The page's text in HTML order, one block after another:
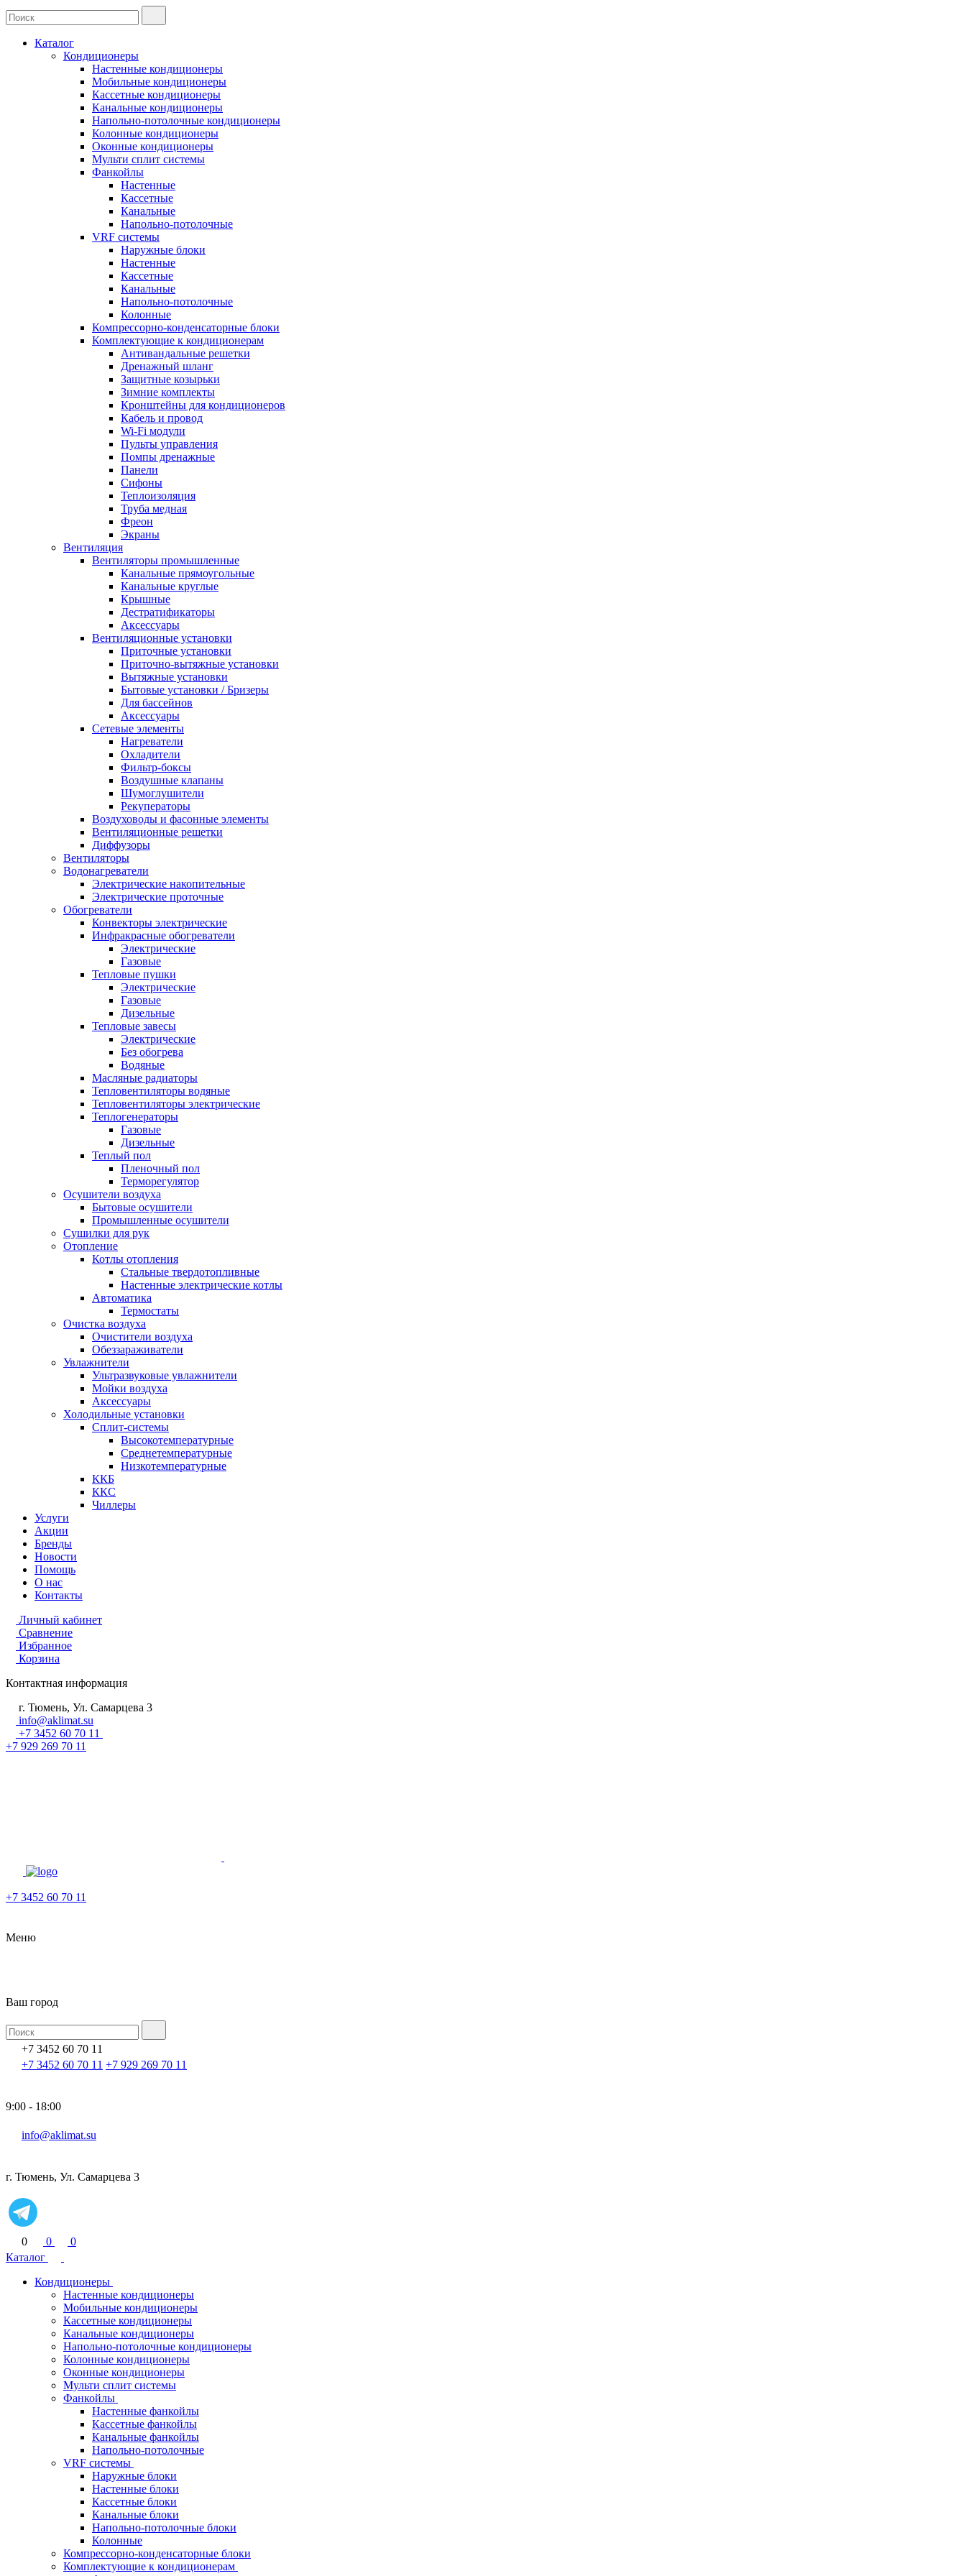
Каталог
Кондиционеры
Настенные кондиционеры
Мобильные кондиционеры
Кассетные кондиционеры
Канальные кондиционеры
Напольно-потолочные кондиционеры
Колонные кондиционеры
Оконные кондиционеры
Мульти сплит системы
Фанкойлы
Настенные
Кассетные
Канальные
Напольно-потолочные
VRF системы
Наружные блоки
Настенные
Кассетные
Канальные
Напольно-потолочные
Колонные
Компрессорно-конденсаторные блоки
Комплектующие к кондиционерам
Антивандальные решетки
Дренажный шланг
Защитные козырьки
Зимние комплекты
Кронштейны для кондиционеров
Кабель и провод
Wi-Fi модули
Пульты управления
Помпы дренажные
Панели
Сифоны
Теплоизоляция
Труба медная
Фреон
Экраны
Вентиляция
Вентиляторы промышленные
Канальные прямоугольные
Канальные круглые
Крышные
Дестратификаторы
Аксессуары
Вентиляционные установки
Приточные установки
Приточно-вытяжные установки
Вытяжные установки
Бытовые установки / Бризеры
Для бассейнов
Аксессуары
Сетевые элементы
Нагреватели
Охладители
Фильтр-боксы
Воздушные клапаны
Шумоглушители
Рекуператоры
Воздуховоды и фасонные элементы
Вентиляционные решетки
Диффузоры
Вентиляторы
Водонагреватели
Электрические накопительные
Электрические проточные
Обогреватели
Конвекторы электрические
Инфракрасные обогреватели
Электрические
Газовые
Тепловые пушки
Электрические
Газовые
Дизельные
Тепловые завесы
Электрические
Без обогрева
Водяные
Масляные радиаторы
Тепловентиляторы водяные
Тепловентиляторы электрические
Теплогенераторы
Газовые
Дизельные
Теплый пол
Пленочный пол
Терморегулятор
Осушители воздуха
Бытовые осушители
Промышленные осушители
Сушилки для рук
Отопление
Котлы отопления
Стальные твердотопливные
Настенные электрические котлы
Автоматика
Термостаты
Очистка воздуха
Очистители воздуха
Обеззараживатели
Увлажнители
Ультразвуковые увлажнители
Мойки воздуха
Аксессуары
Холодильные установки
Сплит-системы
Высокотемпературные
Среднетемпературные
Низкотемпературные
ККБ
ККС
Чиллеры
Услуги
Акции
Бренды
Новости
Помощь
О нас
Контакты
Личный кабинет
Сравнение
Избранное
Корзина
Контактная информация
г. Тюмень, Ул. Самарцева 3
info@aklimat.su
+7 3452 60 70 11
+7 929 269 70 11
+7 3452 60 70 11
Меню
Ваш город
+7 3452 60 70 11
+7 3452 60 70 11 +7 929 269 70 11
9:00 - 18:00
info@aklimat.su
г. Тюмень, Ул. Самарцева 3
0 0
0
Каталог
Кондиционеры
Настенные кондиционеры
Мобильные кондиционеры
Кассетные кондиционеры
Канальные кондиционеры
Напольно-потолочные кондиционеры
Колонные кондиционеры
Оконные кондиционеры
Мульти сплит системы
Фанкойлы
Настенные фанкойлы
Кассетные фанкойлы
Канальные фанкойлы
Напольно-потолочные
VRF системы
Наружные блоки
Настенные блоки
Кассетные блоки
Канальные блоки
Напольно-потолочные блоки
Колонные
Компрессорно-конденсаторные блоки
Комплектующие к кондиционерам